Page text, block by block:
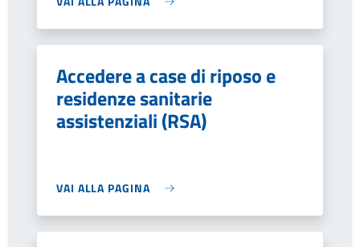
Accedere a case di riposo e
residenze sanitarie
assistenziali (RSA)
VAI ALLA PAGINA